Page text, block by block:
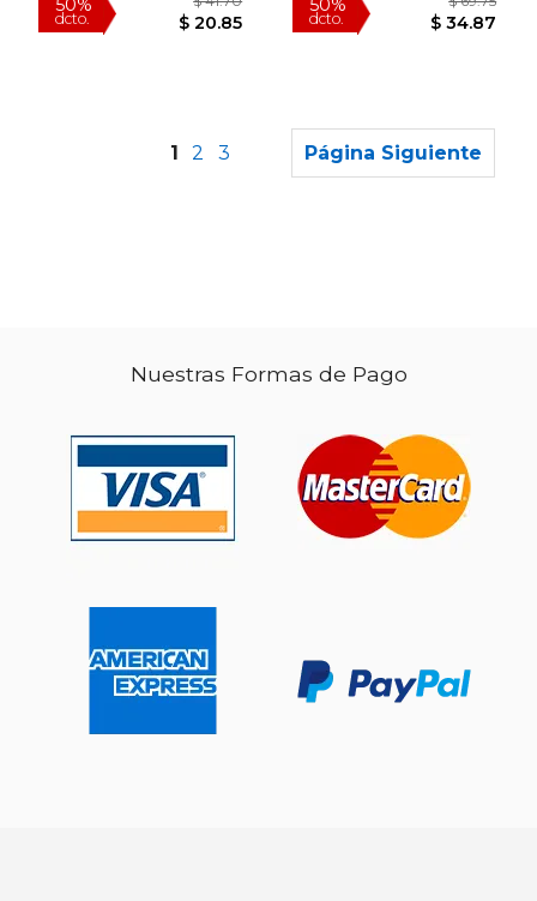
50%
dcto.
$ 58.69
$ 29.35
50%
dcto.
1 2 3 Página Siguiente
Nuestras Formas de Pago